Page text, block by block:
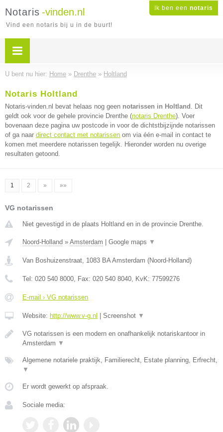
Ik ben een notaris
Notaris -vinden.nl
Vind een notaris bij u in de buurt!
U bent nu hier: Home » Drenthe » Holtland
Notaris Holtland
Notaris-vinden.nl bevat helaas nog geen notarissen in Holtland . Dit
geldt ook voor de gehele provincie Drenthe (notaris Drenthe). Voer
bovenaan deze pagina uw postcode in voor de dichtstbijzijnde notarissen
of ga naar direct contact met notarissen om via één e-mail in contact te
komen met meerdere notarissen tegelijk. Hieronder worden nu overige
resultaten getoond.
1 2 » »»
VG notarissen
Niet gevestigd in de plaats Holtland en in de provincie Drenthe.
Noord-Holland » Amsterdam Google maps ▼
Van Boshuizenstraat, 1083 BA Amsterdam (Noord-Holland)
Tel: 020 540 8000, Fax: 020 540 8040, KvK: 77599276
E-mail › VG notarissen
Website: http://www.v-g.nl Screenshot ▼
VG notarissen is een modern en onafhankelijk notariskantoor in
Amsterdam ▼
Algemene notariele praktijk, Familierecht, Estate planning, Erfrecht,
▼
Er wordt gewerkt op afspraak.
Sociale media: